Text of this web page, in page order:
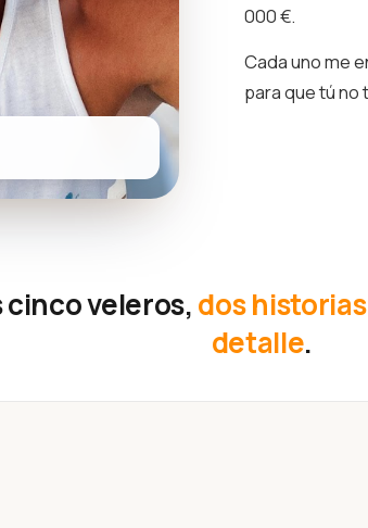
000 €.
Cada uno me
para que tú
cinco veleros,dos
detalle.